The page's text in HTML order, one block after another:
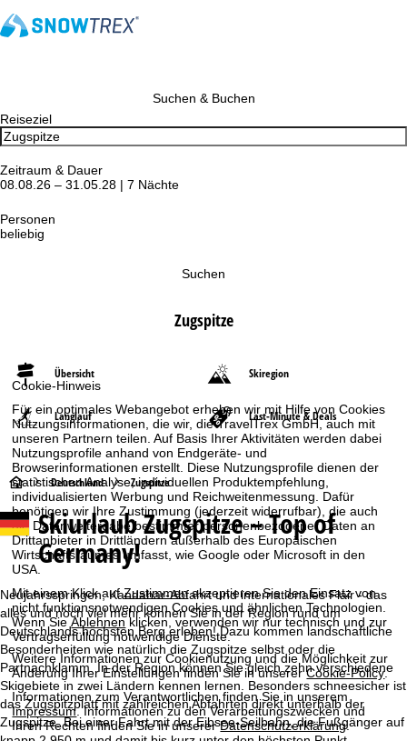
Cookie-Hinweis
Für ein optimales Webangebot erheben wir mit Hilfe von Cookies
Nutzungsinformationen, die wir, die TravelTrex GmbH, auch mit
unseren Partnern teilen. Auf Basis Ihrer Aktivitäten werden dabei
Nutzungsprofile anhand von Endgeräte- und
Browserinformationen erstellt. Diese Nutzungsprofile dienen der
statistischen Analyse, individuellen Produktempfehlung,
individualisierten Werbung und Reichweitenmessung. Dafür
benötigen wir Ihre Zustimmung (jederzeit widerrufbar), die auch
die Datenweitergabe bestimmter personenbezogener Daten an
Drittanbieter in Drittländern außerhalb des Europäischen
Wirtschaftsraumes umfasst, wie Google oder Microsoft in den
USA.
Mit einem Klick aufZustimmenakzeptieren Sie den Einsatz von
nicht funktionsnotwendigen Cookies und ähnlichen Technologien.
Wenn SieAblehnenklicken, verwenden wir nur technisch und zur
Vertragserfüllung notwendige Dienste.
Weitere Informationen zur Cookienutzung und die Möglichkeit zur
Änderung Ihrer Einstellungen finden Sie in unsererCookie-Policy.
Informationen zum Verantwortlichen finden Sie in unserem
Impressum. Informationen zu den Verarbeitungszwecken und
Ihren Rechten finden Sie in unsererDatenschutzerklärung.
Suchen & Buchen
Reiseziel
Zeitraum & Dauer
08.08.26 – 31.05.28 | 7 Nächte
Personen
beliebig
Suchen
Zugspitze
Übersicht Skiregion
Langlauf Last-Minute & Deals
S
t
a
r
t
s
e
Deutschland Zugspitze
Skiurlaub Zugspitze – Top of
Germany!
Neujahrsspringen, Kandahar-Abfahrt und internationales Flair - das
alles und noch viel mehr können Sie in der Region rund um
Deutschlands höchsten Berg erleben! Dazu kommen landschaftliche
Besonderheiten wie natürlich die Zugspitze selbst oder die
Partnachklamm. In der Region können Sie gleich zehn verschiedene
Skigebiete in zwei Ländern kennen lernen. Besonders schneesicher ist
das Zugspitzplatt mit zahlreichen Abfahrten direkt unterhalb der
Zugspitze. Bei einer Fahrt mit der Eibsee-Seilbahn, die Fußgänger auf